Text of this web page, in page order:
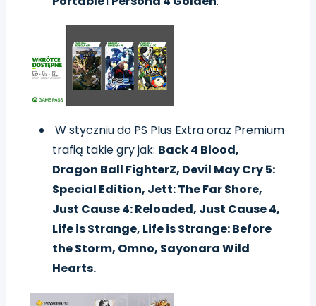
W styczniu do PS Plus Extra oraz Premium
trafią takie gry jak: Back 4 Blood,
Dragon Ball FighterZ, Devil May Cry 5:
Special Edition, Jett: The Far Shore,
Just Cause 4: Reloaded, Just Cause 4,
Life is Strange, Life is Strange: Before
the Storm, Omno, Sayonara Wild
Hearts.